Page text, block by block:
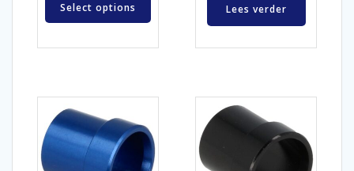
Select options Lees verder